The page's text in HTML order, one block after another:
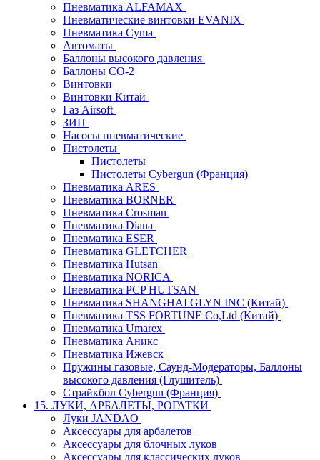
Пневматика ALFAMAX
Пневматические винтовки EVANIX
Пневматика Cyma
Автоматы
Баллоны высокого давления
Баллоны СО-2
Винтовки
Винтовки Китай
Газ Airsoft
ЗИП
Насосы пневматические
Пистолеты
Пистолеты
Пистолеты Cybergun (Франция)
Пневматика ARES
Пневматика BORNER
Пневматика Crosman
Пневматика Diana
Пневматика ESER
Пневматика GLETCHER
Пневматика Hutsan
Пневматика NORICA
Пневматика PCP HUTSAN
Пневматика SHANGHAI GLYN INC (Китай)
Пневматика TSS FORTUNE Co,Ltd (Китай)
Пневматика Umarex
Пневматика Аникс
Пневматика Ижевск
Пружины газовые, Саунд-Модераторы, Баллоны
высокого давления (Глушитель)
Страйкбол Cybergun (Франция)
15. ЛУКИ, АРБАЛЕТЫ, РОГАТКИ
Луки JANDAO
Аксессуары для арбалетов
Аксессуары для блочных луков
Аксессуары для классических луков